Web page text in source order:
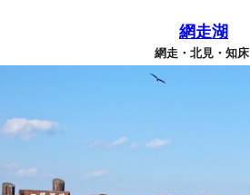
網走湖
網走・北見・知床